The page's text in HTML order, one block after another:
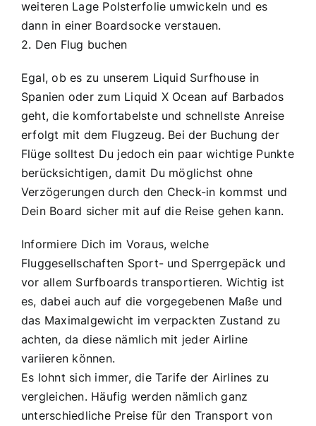
weiteren Lage Polsterfolie umwickeln und es
dann in einer Boardsocke verstauen.
2. Den Flug buchen
Egal, ob es zu unserem Liquid Surfhouse in
Spanien oder zum Liquid X Ocean auf Barbados
geht, die komfortabelste und schnellste Anreise
erfolgt mit dem Flugzeug. Bei der Buchung der
Flüge solltest Du jedoch ein paar wichtige Punkte
berücksichtigen, damit Du möglichst ohne
Verzögerungen durch den Check-in kommst und
Dein Board sicher mit auf die Reise gehen kann.
Informiere Dich im Voraus, welche
Fluggesellschaften Sport- und Sperrgepäck und
vor allem Surfboards transportieren. Wichtig ist
es, dabei auch auf die vorgegebenen Maße und
das Maximalgewicht im verpackten Zustand zu
achten, da diese nämlich mit jeder Airline
variieren können.
Es lohnt sich immer, die Tarife der Airlines zu
vergleichen. Häufig werden nämlich ganz
unterschiedliche Preise für den Transport von